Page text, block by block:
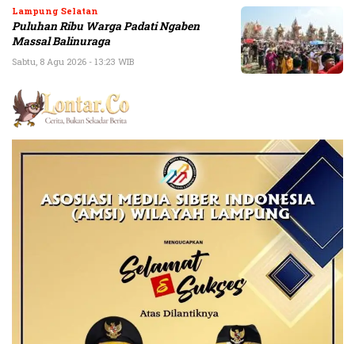
Lampung Selatan
Puluhan Ribu Warga Padati Ngaben
Massal Balinuraga
Sabtu, 8 Agu 2026 - 13:23 WIB